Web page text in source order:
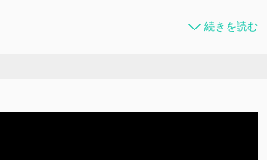
続きを読む